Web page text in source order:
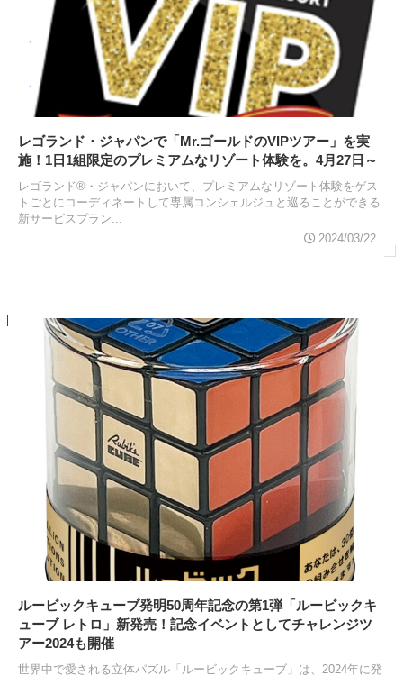
レゴランド・ジャパンで「Mr.ゴールドのVIPツアー」を実
施！1日1組限定のプレミアムなリゾート体験を。4月27日～
レゴランド®・ジャパンにおいて、プレミアムなリゾート体験をゲス
トごとにコーディネートして専属コンシェルジュと巡ることができる
新サービスプラン...
2024/03/22
ルービックキューブ発明50周年記念の第1弾「ルービックキ
ューブ レトロ」新発売！記念イベントとしてチャレンジツ
アー2024も開催
世界中で愛される立体パズル「ルービックキューブ」は、2024年に発